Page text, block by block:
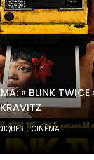
« BLINK
,CINÉMA